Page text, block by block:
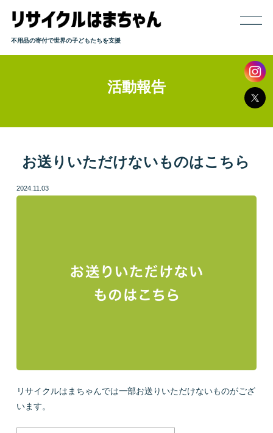
ホーム
寄付までの流れ
取り扱い品目
発送方法
会社概要
LINEで質問 お問い合わせ
不用品の寄付で世界の子どもたちを支援
活動報告
お送りいただけないものはこちら
2024.11.03
リサイクルはまちゃんでは一部お送りいただけないものがござ
います。